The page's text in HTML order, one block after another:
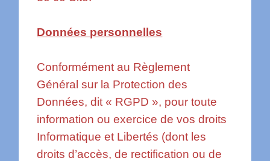
Données personnelles
Conformément au Règlement
Général sur la Protection des
Données, dit « RGPD », pour toute
information ou exercice de vos droits
Informatique et Libertés (dont les
droits d’accès, de rectification ou de